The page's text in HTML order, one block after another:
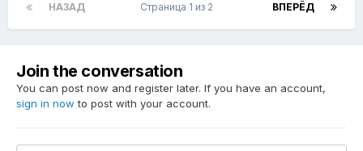
НАЗАД ВПЕРЁД
Страница 1 из 2
Join the conversation
You can post now and register later. If you have an account,
sign in now to post with your account.